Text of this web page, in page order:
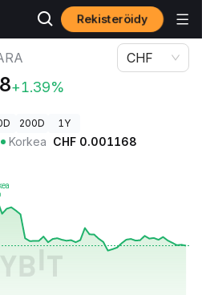
Rekisteröidy
+1.39%
CHF
200D 1Y
Korkea CHF 0.001168